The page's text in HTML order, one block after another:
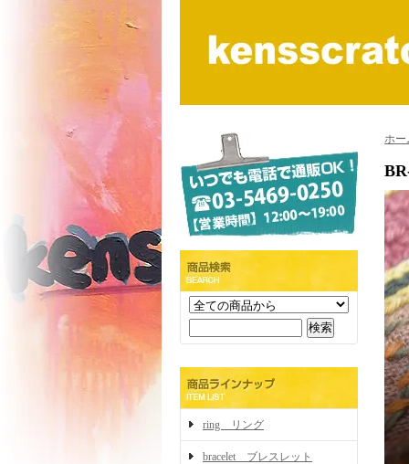
ring リング
bracelet ブレスレット
ホー